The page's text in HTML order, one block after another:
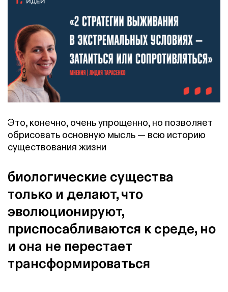
Это, конечно, очень упрощенно, но позволяет
обрисовать основную мысль — всю историю
существования жизни
биологические существа
только и делают, что
эволюционируют,
приспосабливаются к среде, но
и она не перестает
трансформироваться